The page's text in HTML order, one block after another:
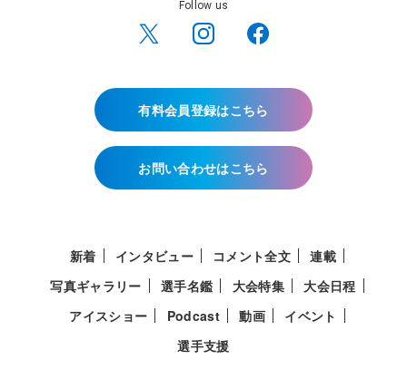
Follow us
有料会員登録はこちら
お問い合わせはこちら
新着 インタビュー コメント全文
連載
写真ギャラリー
選手名鑑 大会特集
大会日程
アイスショー
Podcast 動画
イベント
選手支援